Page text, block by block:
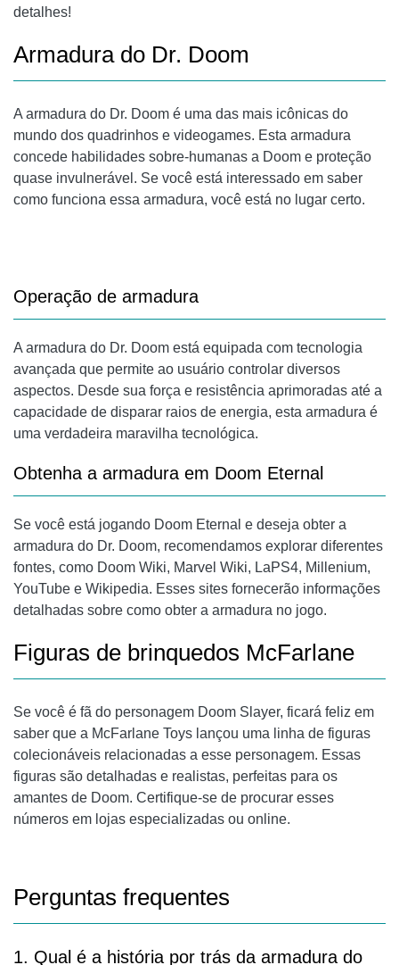
detalhes!
Armadura do Dr. Doom
A armadura do Dr. Doom é uma das mais icônicas do
mundo dos quadrinhos e videogames. Esta armadura
concede habilidades sobre-humanas a Doom e proteção
quase invulnerável. Se você está interessado em saber
como funciona essa armadura, você está no lugar certo.
Operação de armadura
A armadura do Dr. Doom está equipada com tecnologia
avançada que permite ao usuário controlar diversos
aspectos. Desde sua força e resistência aprimoradas até a
capacidade de disparar raios de energia, esta armadura é
uma verdadeira maravilha tecnológica.
Obtenha a armadura em Doom Eternal
Se você está jogando Doom Eternal e deseja obter a
armadura do Dr. Doom, recomendamos explorar diferentes
fontes, como Doom Wiki, Marvel Wiki, LaPS4, Millenium,
YouTube e Wikipedia. Esses sites fornecerão informações
detalhadas sobre como obter a armadura no jogo.
Figuras de brinquedos McFarlane
Se você é fã do personagem Doom Slayer, ficará feliz em
saber que a McFarlane Toys lançou uma linha de figuras
colecionáveis ​​relacionadas a esse personagem. Essas
figuras são detalhadas e realistas, perfeitas para os
amantes de Doom. Certifique-se de procurar esses
números em lojas especializadas ou online.
Perguntas frequentes
1. Qual é a história por trás da armadura do